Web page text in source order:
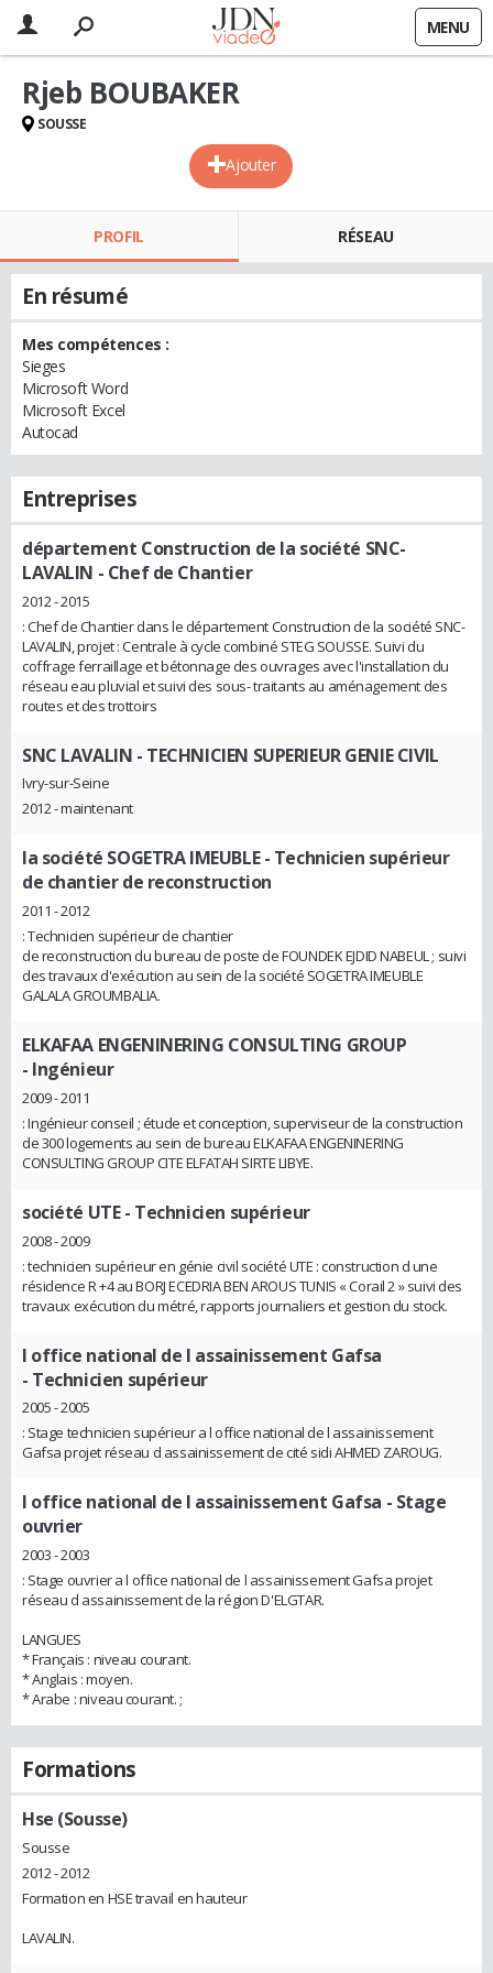
MENU
Ajouter
Rjeb BOUBAKER
SOUSSE
PROFIL RÉSEAU
En résumé
Mes compétences :
Sieges
Microsoft Word
Microsoft Excel
Autocad
Entreprises
département Construction de la société SNC-
LAVALIN - Chef de Chantier
2012 - 2015
: Chef de Chantier dans le département Construction de la société SNC-
LAVALIN, projet : Centrale à cycle combiné STEG SOUSSE. Suivi du
coffrage ferraillage et bétonnage des ouvrages avec l'installation du
réseau eau pluvial et suivi des sous- traitants au aménagement des
routes et des trottoirs
SNC LAVALIN - TECHNICIEN SUPERIEUR GENIE CIVIL
Ivry-sur-Seine
2012 - maintenant
la société SOGETRA IMEUBLE- Technicien supérieur
de chantier de reconstruction
2011 - 2012
: Technicien supérieur de chantier
de reconstruction du bureau de poste de FOUNDEK EJDID NABEUL ; suivi
des travaux d'exécution au sein de la société SOGETRA IMEUBLE
GALALA GROUMBALIA.
ELKAFAA ENGENINERING CONSULTING GROUP
- Ingénieur
2009 - 2011
: Ingénieur conseil ; étude et conception, superviseur de la construction
de 300 logements au sein de bureau ELKAFAA ENGENINERING
CONSULTING GROUP CITE ELFATAH SIRTE LIBYE.
société UTE- Technicien supérieur
2008 - 2009
: technicien supérieur en génie civil société UTE : construction d une
résidence R +4 au BORJ ECEDRIA BEN AROUS TUNIS « Corail 2 » suivi des
travaux exécution du métré, rapports journaliers et gestion du stock.
l office national de l assainissement Gafsa
- Technicien supérieur
2005 - 2005
: Stage technicien supérieur a l office national de l assainissement
Gafsa projet réseau d assainissement de cité sidi AHMED ZAROUG.
l office national de l assainissement Gafsa - Stage
ouvrier
2003 - 2003
: Stage ouvrier a l office national de l assainissement Gafsa projet
réseau d assainissement de la région D'ELGTAR.
LANGUES
* Français : niveau courant.
* Anglais : moyen.
* Arabe : niveau courant. ;
Formations
Hse (Sousse)
Sousse
2012 - 2012
Formation en HSE travail en hauteur
LAVALIN.